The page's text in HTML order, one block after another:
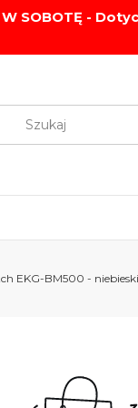
SOBOTĘ -
WYSYŁKA OD
EKG-BM500 -